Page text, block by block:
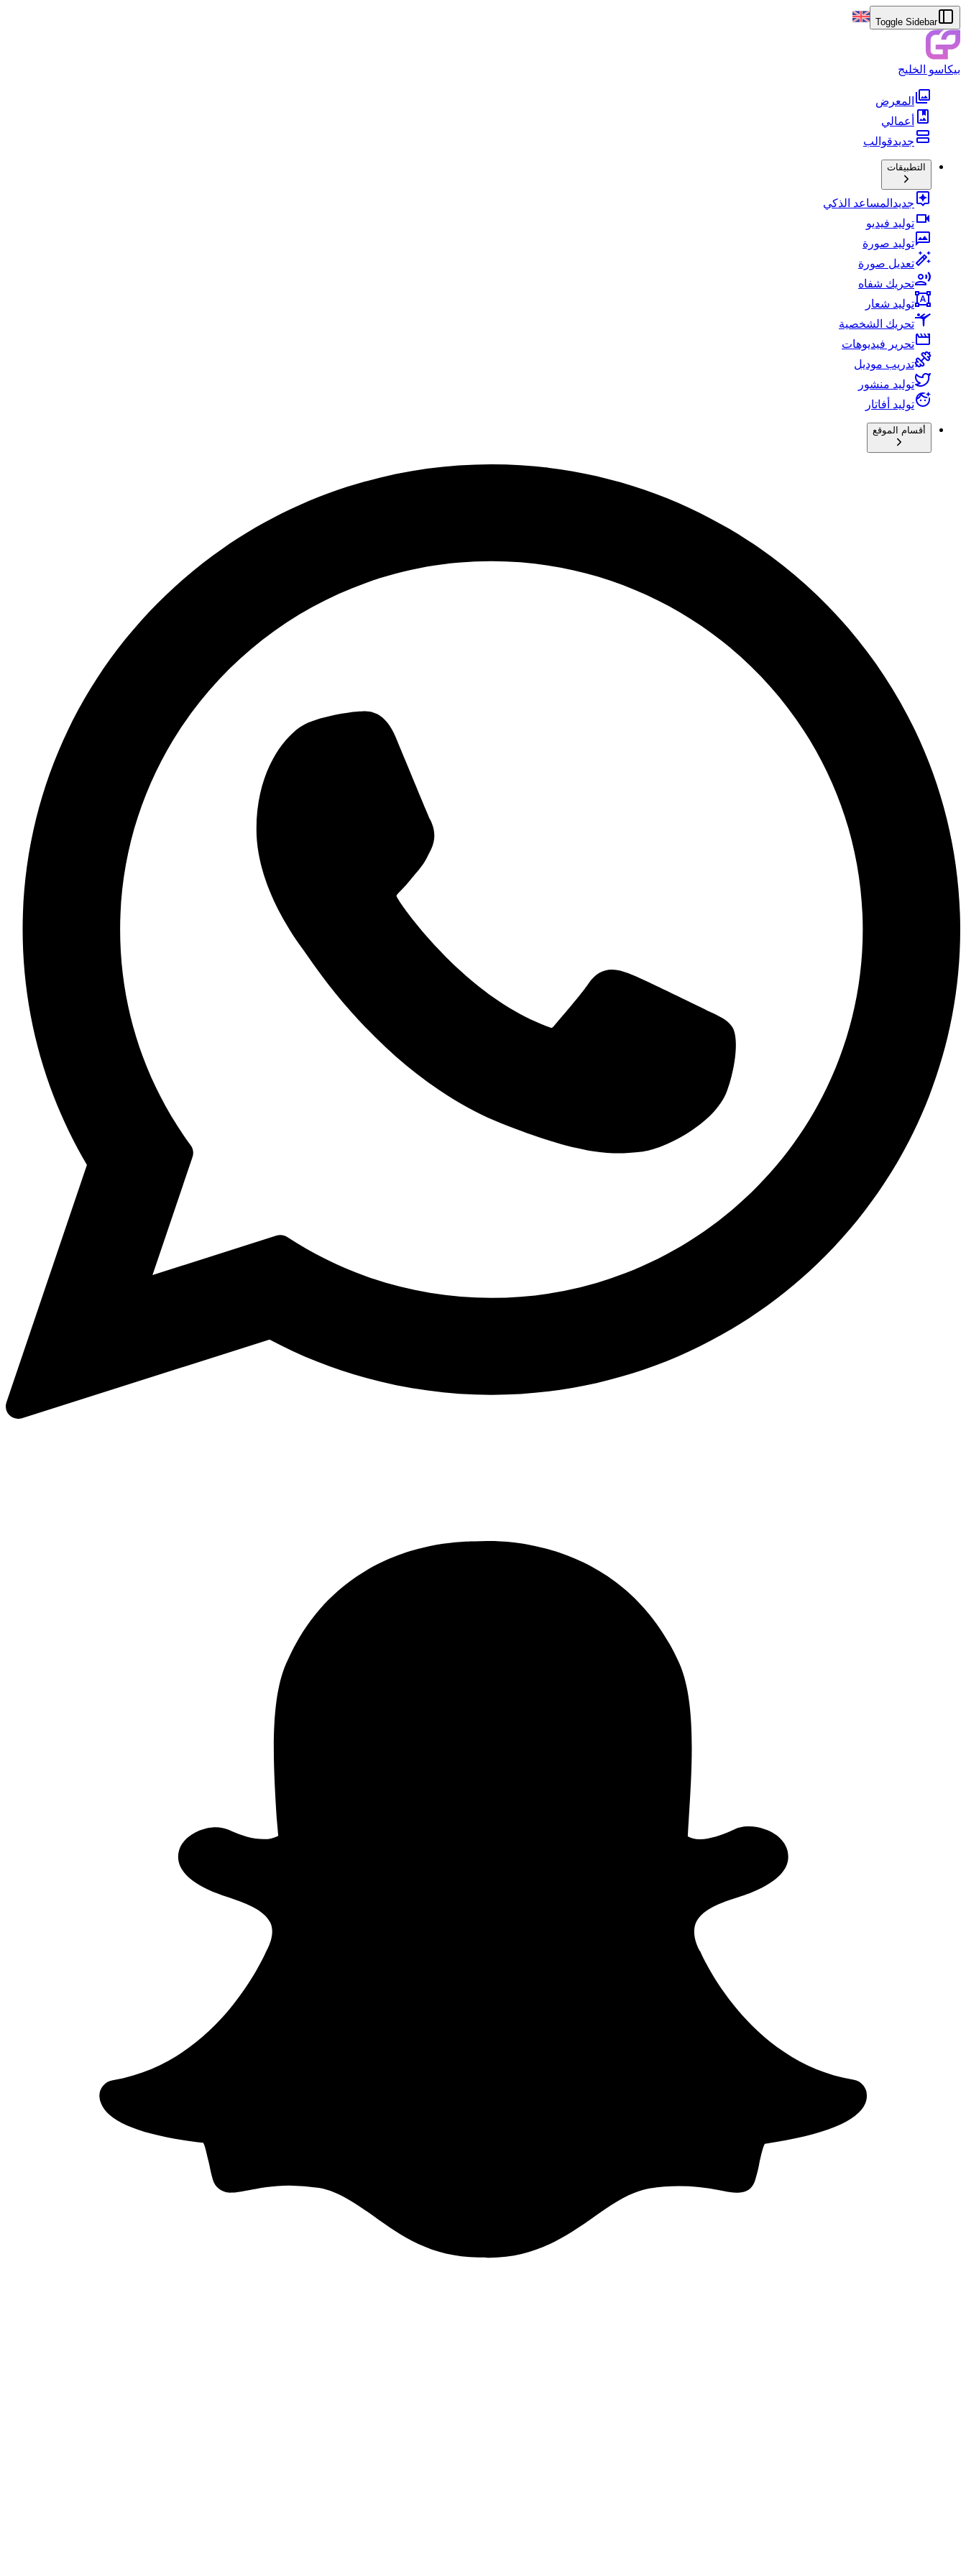
Toggle Sidebar
بيكاسو الخليج
المعرض
أعمالي
جديدقوالب
التطبيقات
جديد المساعد الذكي
توليد فيديو
توليد صورة
تعديل صورة
تحريك شفاه
توليد شعار
تحريك الشخصية
تحرير فيديوهات
تدريب موديل
توليد منشور
توليد أفاتار
أقسام الموقع